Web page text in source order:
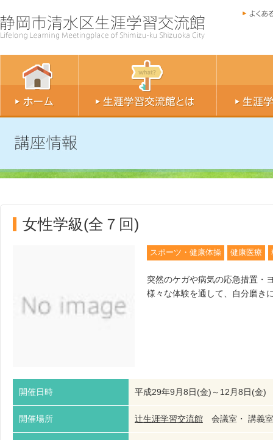
女性学級(全７回)
スポーツ・健康体操 健康医療
突然のケガや病気の応急措置・
様々な体験を通して、自分磨き
開催日時 平成29年9月8日(金)～12月8日(金
開催場所 辻生涯学習交流館 会議室・ 講義